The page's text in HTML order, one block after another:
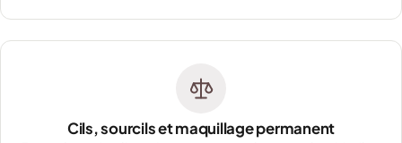
Cils, sourcils et maquillage permanent